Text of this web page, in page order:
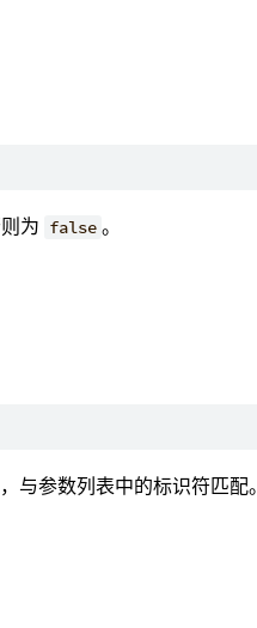
为 false 。
与参数列表中的标识符匹配。